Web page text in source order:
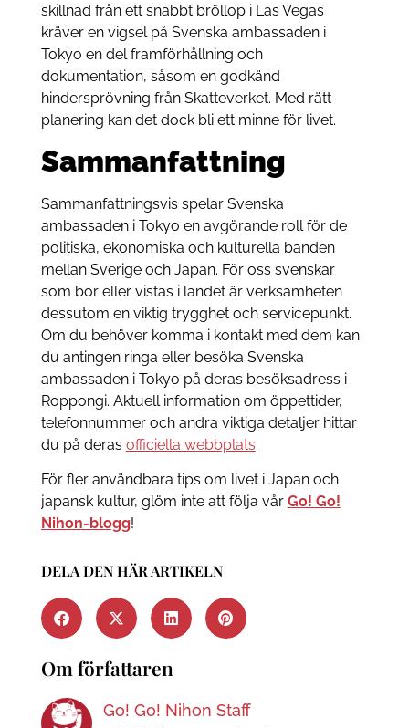
skillnad från ett snabbt bröllop i Las Vegas
kräver en vigsel på Svenska ambassaden i
Tokyo en del framförhållning och
dokumentation, såsom en godkänd
hindersprövning från Skatteverket. Med rätt
planering kan det dock bli ett minne för livet.
Sammanfattning
Sammanfattningsvis spelar Svenska
ambassaden i Tokyo en avgörande roll för de
politiska, ekonomiska och kulturella banden
mellan Sverige och Japan. För oss svenskar
som bor eller vistas i landet är verksamheten
dessutom en viktig trygghet och servicepunkt.
Om du behöver komma i kontakt med dem kan
du antingen ringa eller besöka Svenska
ambassaden i Tokyo på deras besöksadress i
Roppongi. Aktuell information om öppettider,
telefonnummer och andra viktiga detaljer hittar
du på deras officiella webbplats.
För fler användbara tips om livet i Japan och
japansk kultur, glöm inte att följa vår Go! Go!
Nihon-blogg!
DELA DEN HÄR ARTIKELN
Om författaren
Go! Go! Nihon Staff